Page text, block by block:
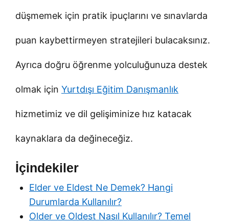
düşmemek için pratik ipuçlarını ve sınavlarda
puan kaybettirmeyen stratejileri bulacaksınız.
Ayrıca doğru öğrenme yolculuğunuza destek
olmak için Yurtdışı Eğitim Danışmanlık
hizmetimiz ve dil gelişiminize hız katacak
kaynaklara da değineceğiz.
İçindekiler
Elder ve Eldest Ne Demek? Hangi
Durumlarda Kullanılır?
Older ve Oldest Nasıl Kullanılır? Temel